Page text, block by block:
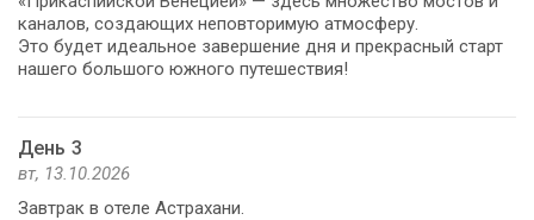
каналов, создающих неповторимую атмосферу.
Это будет идеальное завершение дня и прекрасный старт
нашего большого южного путешествия!
День 3
вт, 13.10.2026
Завтрак в отеле Астрахани.